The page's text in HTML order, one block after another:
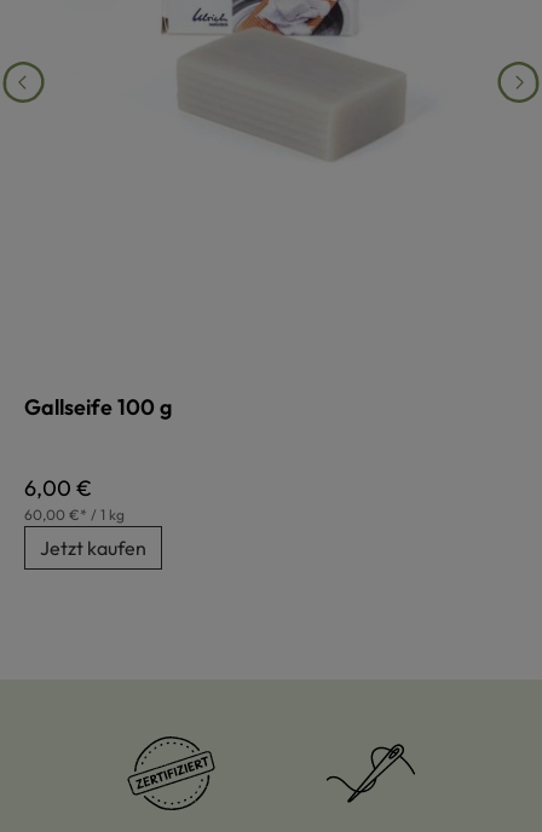
Gallseife 100 g
Regulärer Preis:
6,00 €
60,00 €* / 1 kg
Jetzt kaufen